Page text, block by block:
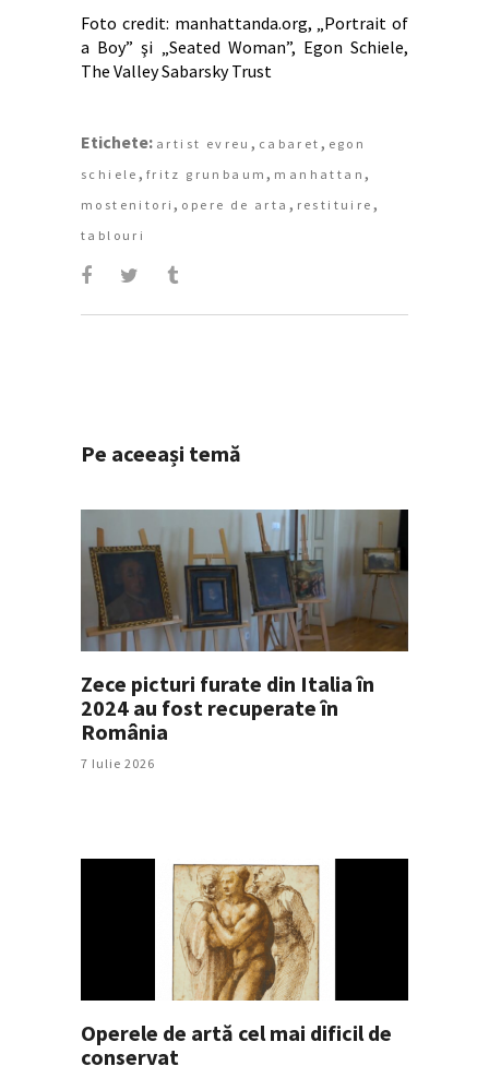
Foto credit: manhattanda.org, „Portrait of
a Boy” şi „Seated Woman”, Egon Schiele,
The Valley Sabarsky Trust
Etichete: artist evreu , cabaret , egon
schiele , fritz grunbaum , manhattan ,
mostenitori , opere de arta , restituire ,
tablouri
Pe aceeași temă
Zece picturi furate din Italia în
2024 au fost recuperate în
România
7 Iulie 2026
Operele de artă cel mai dificil de
conservat